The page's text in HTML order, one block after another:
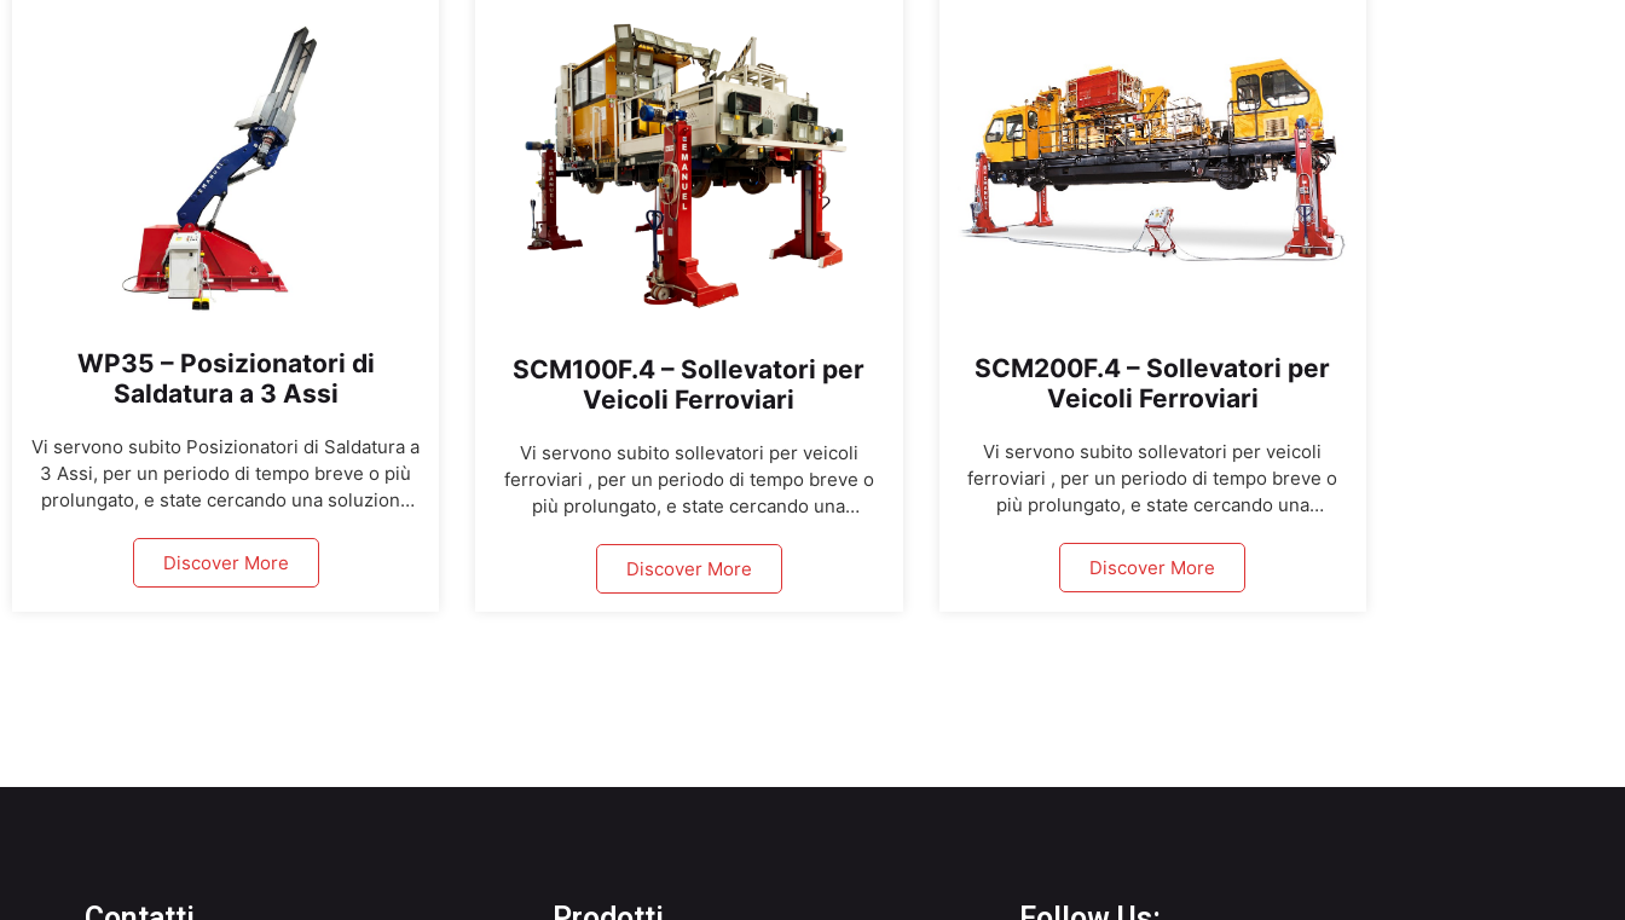
WP35 – Posizionatori di
Saldatura a 3 Assi
Vi servono subito Posizionatori di Saldatura a
3 Assi, per un periodo di tempo breve o più
prolungato, e state cercando una soluzione
Posizionatori di Saldatura a 3 Assi con
portata da 3,5 Ton con consegna in tutta
Discover More
SCM100F.4 – Sollevatori per
Veicoli Ferroviari
Vi servono subito sollevatori per veicoli
ferroviari , per un periodo di tempo breve o
più prolungato, e state cercando una
disponibili set di 4 colonne con portata di 10
Ton cadauna con consegna in tutta Europa
Discover More
SCM200F.4 – Sollevatori per
Veicoli Ferroviari
Vi servono subito sollevatori per veicoli
ferroviari , per un periodo di tempo breve o
più prolungato, e state cercando una
disponibili set di 4 colonne con portata di 20
Ton cadauna con consegna in tutta Europa
Discover More